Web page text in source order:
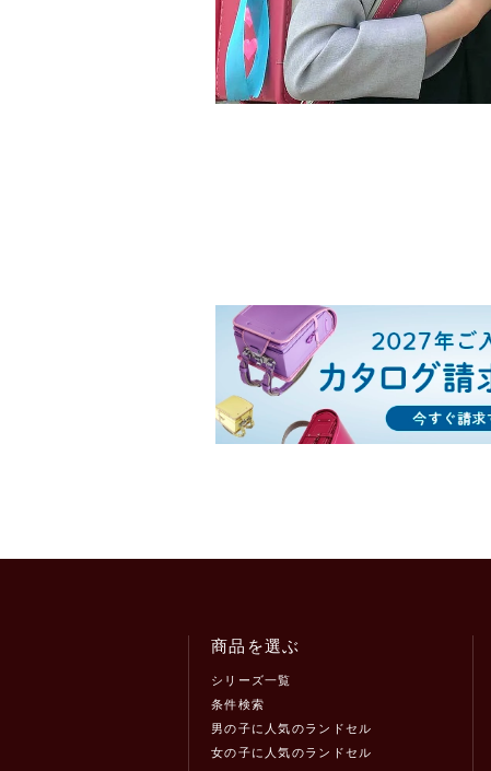
商品を選ぶ
シリーズ一覧
条件検索
男の子に人気のランドセル
女の子に人気のランドセル